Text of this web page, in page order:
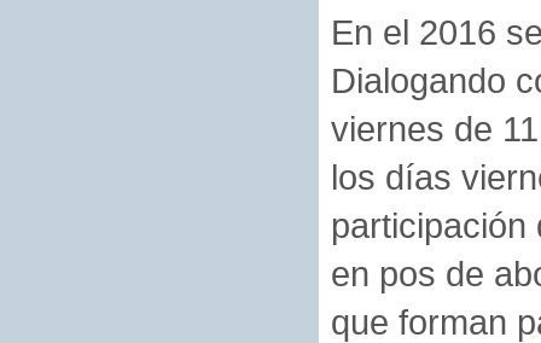
En el 2016
Dialogando
viernes de
los días
participación
en pos de
que forman